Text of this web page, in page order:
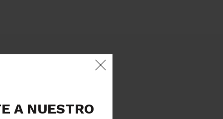
A NUESTRO